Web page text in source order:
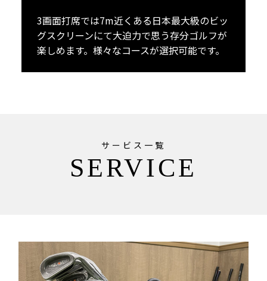
3画面打席では7m近くある日本最大級のビッ
グスクリーンにて大迫力で思う存分ゴルフが
楽しめます。様々なコースが選択可能です。
サービス一覧
SERVICE